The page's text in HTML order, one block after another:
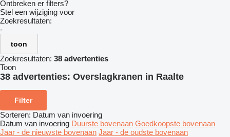
Ontbreken er filters?
Stel een wijziging voor
Zoekresultaten:
-
toon
Zoekresultaten: 38 advertenties
Toon
38 advertenties: Overslagkranen in Raalte
Filter
Sorteren: Datum van invoering
Datum van invoering Duurste bovenaan Goedkoopste bovenaan
Jaar - de nieuwste bovenaan Jaar - de oudste bovenaan